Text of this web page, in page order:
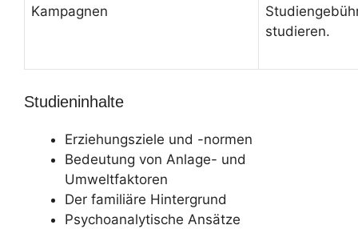
Kampagnen
studieren.
Studieninhalte
Erziehungsziele und -normen
Bedeutung von Anlage- und
Umweltfaktoren
Der familiäre Hintergrund
Psychoanalytische Ansätze